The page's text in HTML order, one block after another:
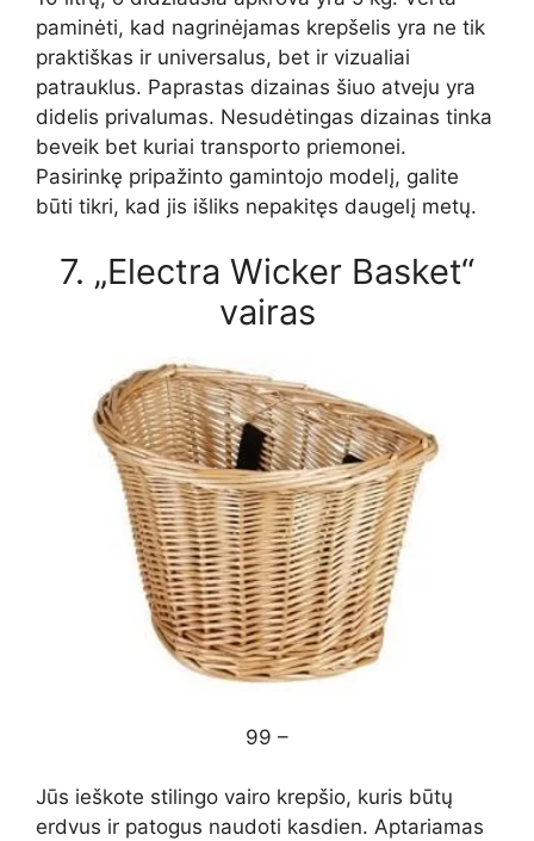
paminėti, kad nagrinėjamas krepšelis yra ne tik
praktiškas ir universalus, bet ir vizualiai
patrauklus. Paprastas dizainas šiuo atveju yra
didelis privalumas. Nesudėtingas dizainas tinka
beveik bet kuriai transporto priemonei.
Pasirinkę pripažinto gamintojo modelį, galite
būti tikri, kad jis išliks nepakitęs daugelį metų.
7. „Electra Wicker Basket“
vairas
99 –
Jūs ieškote stilingo vairo krepšio, kuris būtų
erdvus ir patogus naudoti kasdien. Aptariamas